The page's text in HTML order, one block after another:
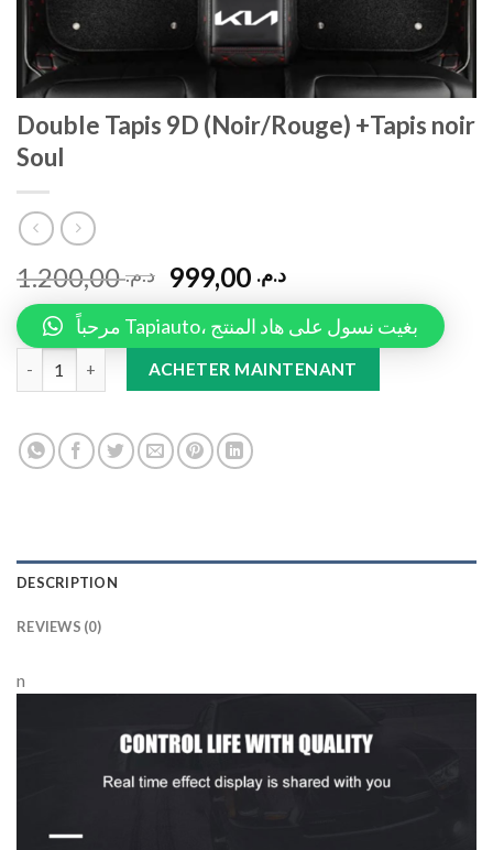
Double Tapis 9D (Noir/Rouge) +Tapis noir
Soul
د.م.1.200,00 د.م.
مرحباً Tapiauto، بغيت نسول على هاد المنتج
Double Tapis 9D (Noir/Rouge) +Tapis noir Soul quantity
ACHETER MAINTENANT
DESCRIPTION
REVIEWS (0)
n